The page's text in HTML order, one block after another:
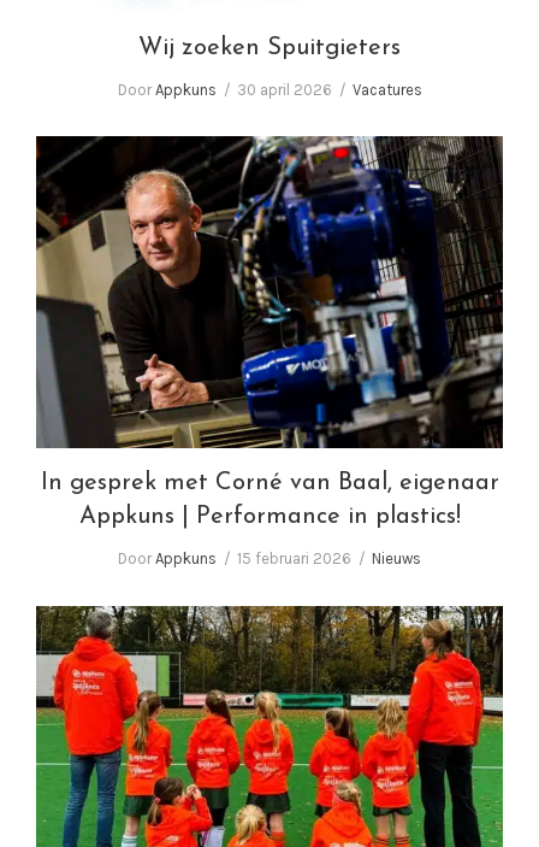
Wij zoeken Spuitgieters
DoorAppkuns 30 april 2026 Vacatures
In gesprek met Corné van Baal, eigenaar
Appkuns | Performance in plastics!
In gesprek met Corné van Baal, eigenaar
Appkuns | Performance in plastics!
DoorAppkuns 15 februari 2026 Nieuws
De kracht van sport!